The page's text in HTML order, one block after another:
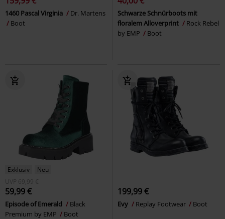
1460 Pascal Virginia
Dr. Martens
Boot
Schwarze Schnürboots mit
floralem Alloverprint
Rock Rebel
by EMP
Boot
Exklusiv
Neu
UVP
69,99 €
59,99 €
Episode of Emerald
Black
Premium by EMP
Boot
199,99 €
Evy Replay Footwear Boot